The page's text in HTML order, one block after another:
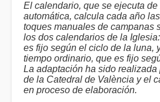
El calendario, que se ejecuta de
automática, calcula cada año
toques manuales de campanas
los dos calendarios de la
es fijo según el ciclo de la luna,
tiempo ordinario, que es fijo
La adaptación ha sido
de la Catedral de València y el
en proceso de elaboración.